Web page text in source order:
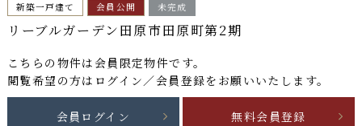
新築一戸建て 会員公開 未完成
リーブルガーデン田原市田原町第2期
こちらの物件は 会員限定物件です。
閲覧希望の方はログイン／会員登録をお願いいたします。
会員ログイン 無料会員登録